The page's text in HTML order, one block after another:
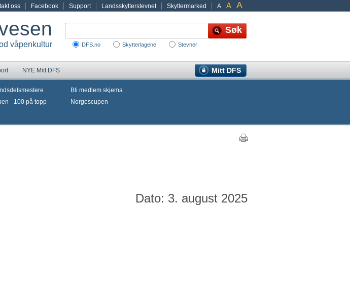
A A A
oss Facebook Support Landsskytterstevnet Skyttermarked
våpenkultur DFS.no Skytterlagene Stevner
Mitt DFS
NYE Mitt DFS
- 100 på topp -
Bli medlem skjema
Norgescupen
Dato: 3. august 2025